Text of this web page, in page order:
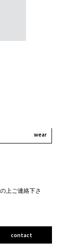
wear
上ご連絡下さ
contact